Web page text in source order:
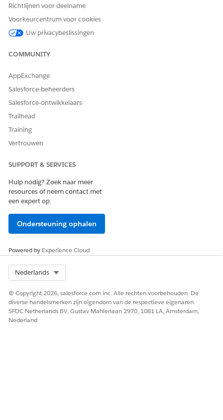
Actiedetails
API-naam
Type verwijzingsactie
Voert deze actie een of meer
Laat ons weten wat we kunnen doen om te verbeteren!
Richtlijnen voor deelname
Voorkeurcentrum voor cookies
Uw privacybeslissingen
COMMUNITY
AppExchange
Salesforce-beheerders
Salesforce-ontwikkelaars
Trailhead
Training
Vertrouwen
SUPPORT & SERVICES
Hulp nodig? Zoek naar meer
resources of neem contact met
een expert op.
Ondersteuning ophalen
Powered by Experience Cloud
Nederlands
© Copyright 2026, salesforce.com inc. Alle rechten voorbehouden. De
diverse handelsmerken zijn eigendom van de respectieve eigenaren.
SFDC Netherlands BV, Gustav Mahlerlaan 2970, 1081 LA, Amsterdam,
Nederland